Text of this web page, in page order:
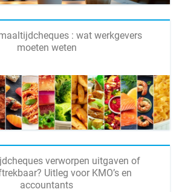
: wat werkgevers
moeten weten
verworpen uitgaven of
Uitleg voor KMO’s en
accountants